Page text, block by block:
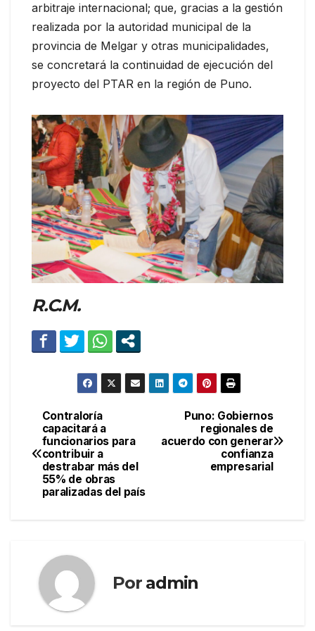
arbitraje internacional; que, gracias a la gestión
realizada por la autoridad municipal de la
provincia de Melgar y otras municipalidades,
se concretará la continuidad de ejecución del
proyecto del PTAR en la región de Puno.
R.C.M.
Navegación
de
entradas
Puno: Gobiernos
regionales de
acuerdo con generar
confianza
empresarial
Contraloría
capacitará a
funcionarios para
contribuir a
destrabar más del
55% de obras
paralizadas del país
Por admin